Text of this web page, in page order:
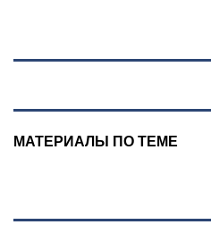
был громкий
МАТЕРИАЛЫ ПО ТЕМЕ